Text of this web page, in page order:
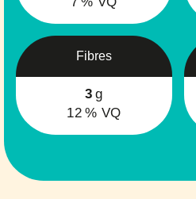
Fibres
3 g
12 % VQ